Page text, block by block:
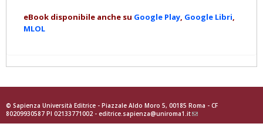
eBook disponibile anche su Google Play, Google Libri,
MLOL
© Sapienza Università Editrice - Piazzale Aldo Moro 5, 00185 Roma - CF
80209930587 PI 02133771002 - editrice.sapienza@uniroma1.it(link
sends